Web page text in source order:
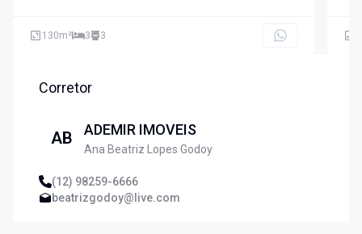
130m² 3 3
Corretor
AB ADEMIR IMOVEIS
Ana Beatriz Lopes Godoy
(12) 98259-6666
beatrizgodoy@live.com